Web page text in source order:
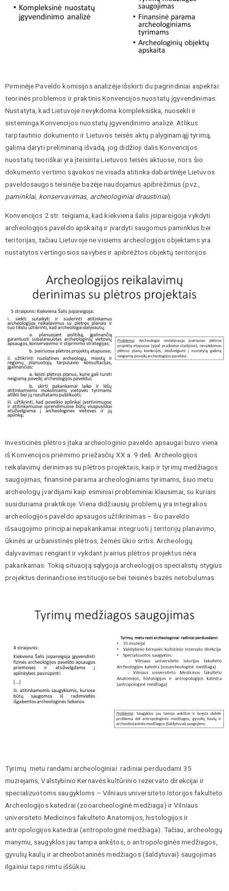
Pirminėje Paveldo komisijos analizėje išskirti du pagrindiniai aspektai:
teorinės problemos ir praktinis Konvencijos nuostatų įgyvendinimas.
Nustatyta, kad Lietuvoje nevykdoma kompleksiška, nuosekli ir
sisteminga Konvencijos nuostatų įgyvendinimo analizė. Atlikus
tarptautinio dokumento ir Lietuvos teisės aktų palyginamąjį tyrimą,
galima daryti preliminarią išvadą, jog didžioji dalis Konvencijos
nuostatų teoriškai yra įteisinta Lietuvos teisės aktuose, nors šio
dokumento vertimo sąvokos ne visada atitinka dabartinėje Lietuvos
paveldosaugos teisinėje bazėje naudojamus apibrėžimus (pvz.,
paminklai, konservavimas, archeologiniai draustiniai).
Konvencijos 2 str. teigiama, kad kiekviena šalis įsipareigoja vykdyti
archeologijos paveldo apskaitą ir įvardyti saugomus paminklus bei
teritorijas, tačiau Lietuvoje ne visiems archeologijos objektams yra
nustatytos vertingosios savybės ir apibrėžtos objektų teritorijos.
Investicinės plėtros įtaka archeologinio paveldo apsaugai buvo viena
iš Konvencijos priėmimo priežasčių XX a. 9 deš. Archeologijos
reikalavimų derinimas su plėtros projektais, kaip ir tyrimų medžiagos
saugojimas, finansinė parama archeologiniams tyrimams, šiuo metu
archeologų įvardijami kaip esminiai probleminiai klausimai, su kuriais
susiduriama praktikoje. Viena didžiausių problemų yra integralios
archeologijos paveldo apsaugos užtikrinimas – šio paveldo
išsaugojimo principai nepakankamai integruoti į teritorijų planavimo,
ūkinės ar urbanistinės plėtros, žemės ūkio sritis. Archeologų
dalyvavimas rengiant ir vykdant įvairius plėtros projektus nėra
pakankamas. Tokią situaciją sąlygoja archeologijos specialistų stygius
projektus derinančiose institucijose bei teisinės bazės netobulumas.
Tyrimų metu randami archeologiniai radiniai perduodami 35
muziejams, Valstybinio Kernavės kultūrinio rezervato direkcijai ir
specializuotoms saugykloms – Vilniaus universiteto Istorijos fakulteto
Archeologijos katedrai (zooarcheologinė medžiaga) ir Vilniaus
universiteto Medicinos fakulteto Anatomijos, histologijos ir
antropologijos katedrai (antropologinė medžiaga). Tačiau, archeologų
manymu, saugyklos jau tampa ankštos, o antropologinės medžiagos,
gyvulių kaulų ir archeobotaninės medžiagos (šaldytuvai) saugojimas
ilgainiui taps rimtu iššūkiu.